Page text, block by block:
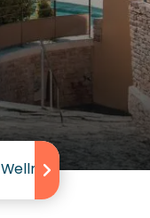
Wellness